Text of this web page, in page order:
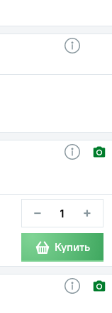
− +
Купить